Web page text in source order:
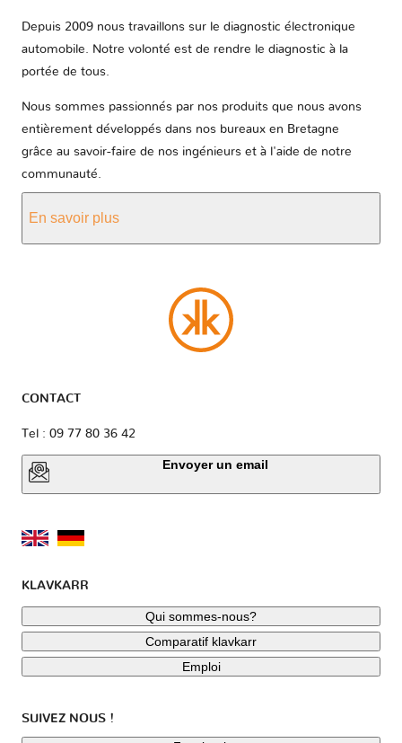
Depuis 2009 nous travaillons sur le diagnostic électronique
automobile. Notre volonté est de rendre le diagnostic à la
portée de tous.
Nous sommes passionnés par nos produits que nous avons
entièrement développés dans nos bureaux en Bretagne
grâce au savoir-faire de nos ingénieurs et à l'aide de notre
communauté.
En savoir plus
CONTACT
Tel : 09 77 80 36 42
Envoyer un email
KLAVKARR
Qui sommes-nous?
Comparatif klavkarr
Emploi
SUIVEZ NOUS !